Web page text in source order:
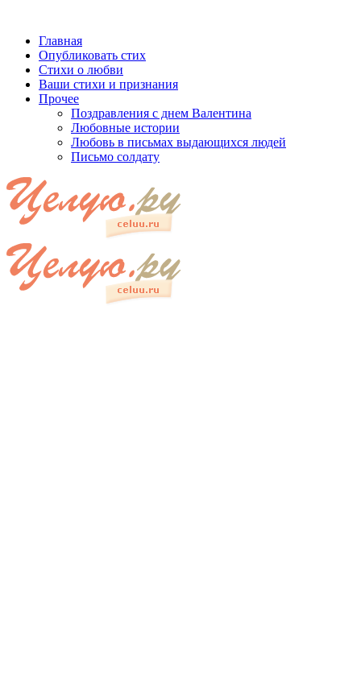
Главная
Опубликовать стих
Стихи о любви
Ваши стихи и признания
Прочее
Поздравления с днем Валентина
Любовные истории
Любовь в письмах выдающихся людей
Письмо солдату